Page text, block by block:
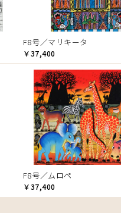
F8号／マリキータ
￥37,400
F8号／ムロペ
￥37,400